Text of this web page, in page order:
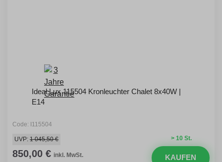
Ideal Lux 115504 Kronleuchter Chalet 8x40W |
E14
Code: I115504
> 10 St.
UVP: 1 045,50 €
850,00 € inkl. MwSt. KAUFEN